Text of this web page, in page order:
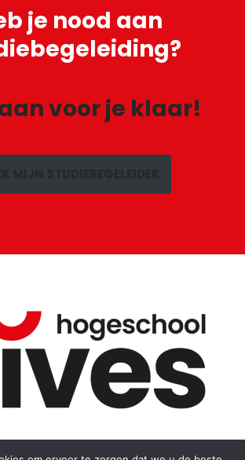
je nood aan
voor je klaar!